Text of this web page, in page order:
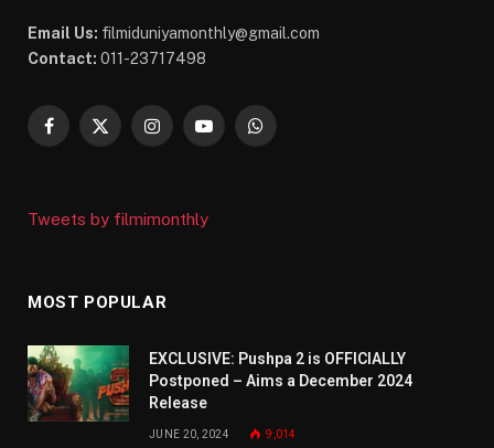
Email Us: filmiduniyamonthly@gmail.com
Contact: 011-23717498
Facebook
X
InstagramYouTubeWhatsApp
Tweets by filmimonthly
MOST POPULAR
EXCLUSIVE: Pushpa 2 is OFFICIALLY
Postponed – Aims a December 2024
Release
JUNE 20, 2024 9,014